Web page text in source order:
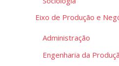
Eixo de Produção e
Administração
Engenharia da